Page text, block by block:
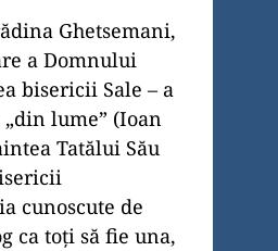
Ghetsemani,
a Domnului
bisericii Sale – a
lume” (Ioan
Tatălui Său
cunoscute de
ca toţi să fie una,